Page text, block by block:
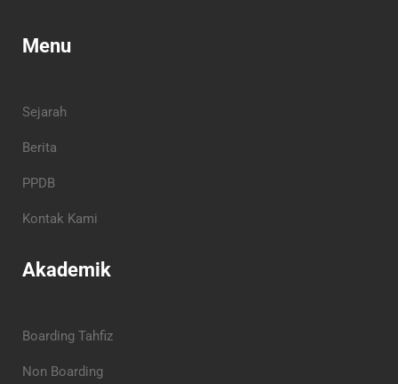
Menu
Sejarah
Berita
PPDB
Kontak Kami
Akademik
Boarding Tahfiz
Non Boarding